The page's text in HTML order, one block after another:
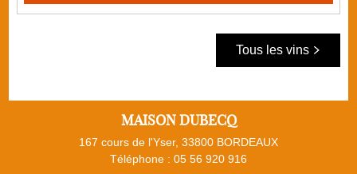
Tous les vins
MAISON DUBECQ
167 cours de l'Yser, 33800 BORDEAUX
Téléphone : 05 56 920 916